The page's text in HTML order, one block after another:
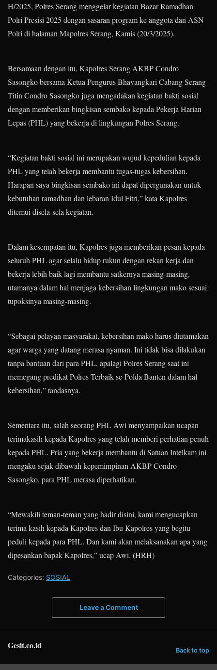
H/2025, Polres Serang menggelar kegiatan Bazar Ramadhan
Polri Presisi 2025 dengan sasaran program ke anggota dan ASN
Polri di halaman Mapolres Serang, Kamis (20/3/2025).
Bersamaan dengan itu, Kapolres Serang AKBP Condro
Sasongko bersama Ketua Pengurus Bhayangkari Cabang Serang
Titin Condro Sasongko juga mengadakan kegiatan bakti sosial
dengan memberikan bingkisan sembako kepada Pekerja Harian
Lepas (PHL) yang bekerja di lingkungan Polres Serang.
“Kegiatan bakti sosial ini merupakan wujud kepedulian kepada
PHL yang telah bekerja membantu tugas-tugas kebersihan.
Harapan saya bingkisan sembako ini dapat dipergunakan untuk
kebutuhan ramadhan dan lebaran Idul Fitri,” kata Kapolres
ditemui disela-sela kegiatan.
Dalam kesempatan itu, Kapolres juga memberikan pesan kepada
seluruh PHL agar selalu hidup rukun dengan rekan kerja dan
bekerja lebih baik lagi membantu satkernya masing-masing,
utamanya dalam hal menjaga kebersihan lingkungan mako sesuai
tupoksinya masing-masing.
“Sebagai pelayan masyarakat, kebersihan mako harus diutamakan
agar warga yang datang merasa nyaman. Ini tidak bisa dilakukan
tanpa bantuan dari para PHL, apalagi Polres Serang saat ini
memegang predikat Polres Terbaik se-Polda Banten dalam hal
kebersihan,” tandasnya.
Sementara itu, salah seorang PHL Awi menyampaikan ucapan
terimakasih kepada Kapolres yang telah memberi perhatian penuh
kepada PHL. Pria yang bekerja membantu di Satuan Intelkam ini
mengaku sejak dibawah kepemimpinan AKBP Condro
Sasongko, para PHL merasa diperhatikan.
“Mewakili teman-teman yang hadir disini, kami mengucapkan
terima kasih kepada Kapolres dan Ibu Kapolres yang begitu
peduli kepada para PHL. Dan kami akan melaksanakan apa yang
dipesankan bapak Kapolres,” ucap Awi. (HRH)
Categories: SOSIAL
Leave a Comment
Gesit.co.id Back to top